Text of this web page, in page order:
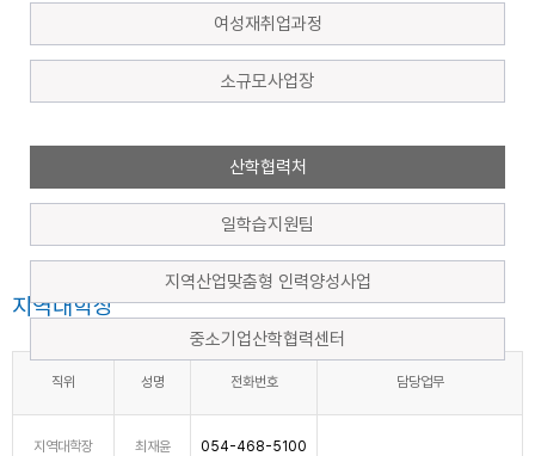
여성재취업과정
소규모사업장
산학협력처
일학습지원팀
지역산업맞춤형 인력양성사업
중소기업산학협력센터
지역대학장
직위 성명 전화번호 담당업무
지역대학장 최재윤 054-468-5100